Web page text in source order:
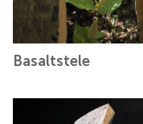
Basaltstele